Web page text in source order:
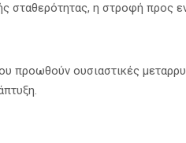
σταθερότητας, η στροφή προς
ουσιαστικές